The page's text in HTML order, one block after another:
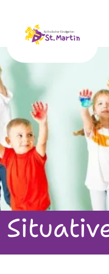
Leitbild
Team
Gruppen